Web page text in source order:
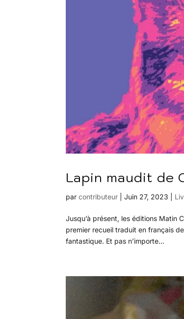
Lapin maudit de
parcontributeur |Juin 27, 2023
Jusqu’à présent, les éditions Matin
premier recueil traduit en français
fantastique. Et pas n’importe...